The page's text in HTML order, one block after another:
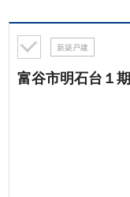
新築戸建
富谷市明石台１期